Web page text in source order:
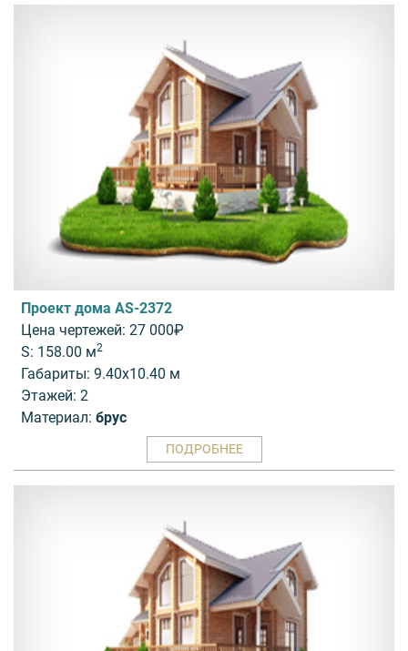
Проект дома AS-2372
Цена чертежей: 27 000₽
S: 158.00 м2
Габариты: 9.40x10.40 м
Этажей: 2
Материал: брус
ПОДРОБНЕЕ